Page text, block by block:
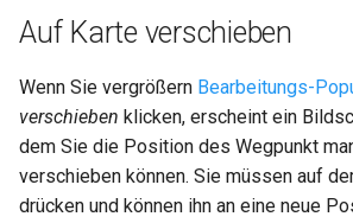
Auf Karte verschieben
Wenn Sie vergrößern Bearbeitungs-
verschieben klicken, erscheint ein
dem Sie die Position des Wegpunkt
verschieben können. Sie müssen auf
drücken und können ihn an eine neue